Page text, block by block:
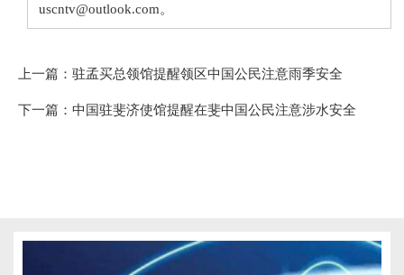
uscntv@outlook.com。
上一篇： 驻孟买总领馆提醒领区中国公民注意雨季安全
下一篇： 中国驻斐济使馆提醒在斐中国公民注意涉水安全